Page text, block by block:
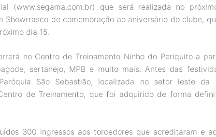
(www.segama.com.br) que será realizada no
Showrrasco de comemoração ao aniversário do clube,
dia 15.
no Centro de Treinamento Ninho do Periquito a
sertanejo, MPB e muito mais. Antes das
São Sebastião, localizada no setor leste da
de Treinamento, que foi adquirido de forma
300 ingressos aos torcedores que acreditaram e